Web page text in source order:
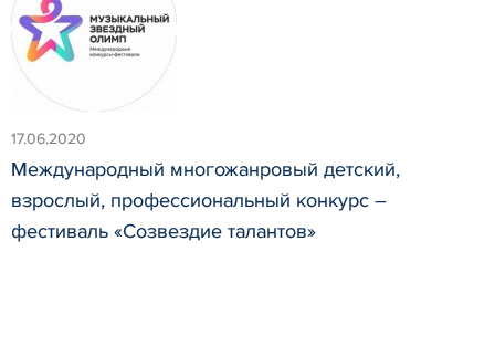
17.06.2020
Международный многожанровый детский,
взрослый, профессиональный конкурс –
фестиваль «Созвездие талантов»